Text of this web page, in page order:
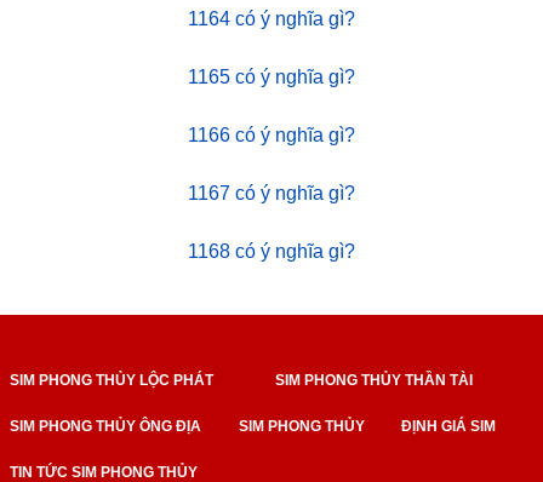
1164 có ý nghĩa gì?
1165 có ý nghĩa gì?
1166 có ý nghĩa gì?
1167 có ý nghĩa gì?
1168 có ý nghĩa gì?
SIM PHONG THỦY LỘC PHÁT SIM PHONG THỦY THẦN TÀI
SIM PHONG THỦY ÔNG ĐỊA SIM PHONG THỦY ĐỊNH GIÁ SIM
TIN TỨC SIM PHONG THỦY